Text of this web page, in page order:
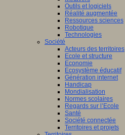
Outils et logiciels
Réalité augmentée
Ressources sciences
Robotique
Technologies
Société
Acteurs des territoires
Ecole et structure
Economie
Ecosystème éducatif
Génération internet
Handicap
Mondialisation
Normes scolaires
Regards sur l’Ecole
Santé
Société connectée
Territoires et projets